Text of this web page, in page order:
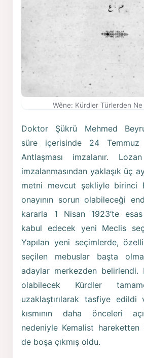
Wêne: Kürdler Türlerden
Doktor Şükrü Mehmed
süre içerisinde 24 Temmuz
Antlaşması imzalanır. Lozan
imzalanmasından yaklaşık üç
metni mevcut şekliyle birinci
onayının sorun olabileceği
kararla 1 Nisan 1923’te esas
kabul edecek yeni Meclis
Yapılan yeni seçimlerde,
seçilen mebuslar başta
adaylar merkezden belirlendi.
olabilecek Kürdler
uzaklaştırılarak tasfiye
kısmının daha önceleri
nedeniyle Kemalist
de boşa çıkmış oldu.